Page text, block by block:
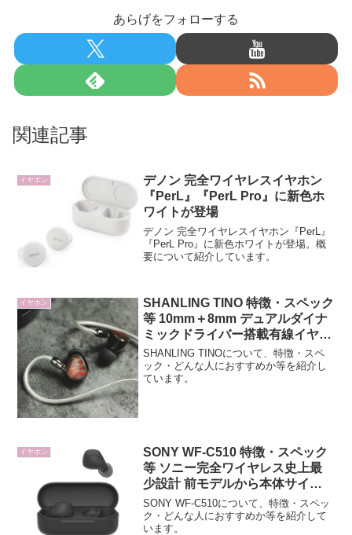
あらげをフォローする
関連記事
イヤホン
デノン 完全ワイヤレスイヤホン
『PerL』『PerL Pro』に新色ホ
ワイトが登場
デノン 完全ワイヤレスイヤホン『PerL』
『PerL Pro』に新色ホワイトが登場。概
要について紹介しています。
イヤホン
SHANLING TINO 特徴・スペック
等 10mm＋8mm デュアルダイナ
ミックドライバー搭載有線イヤホ
ン
SHANLING TINOについて、特徴・スペ
ック・どんな人におすすめか等を紹介し
ています。
イヤホン
SONY WF-C510 特徴・スペック
等 ソニー完全ワイヤレス史上最
少設計 前モデルから本体サイズ
を約21%小型化
SONY WF-C510について、特徴・スペッ
ク・どんな人におすすめか等を紹介して
います。